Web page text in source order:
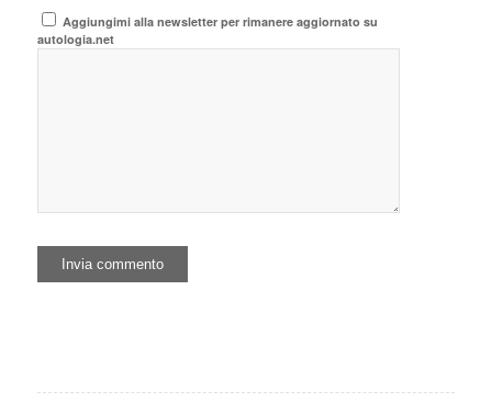
Aggiungimi alla newsletter per rimanere aggiornato su
autologia.net